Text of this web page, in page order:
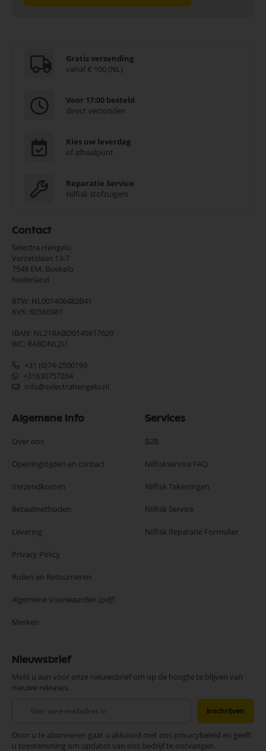
Gratis verzending
vanaf € 100 (NL)
Voor 17:00 besteld
direct verzonden
Kies uw leverdag
of afhaalpunt
Reparatie Service
Nilfisk stofzuigers
Contact
Selectra Hengelo
Verzetslaan 13-7
7548 EM, Boekelo
Nederland
BTW: NL001406482B41
KVK: 60566981
IBAN: NL21RABO0145617629
BIC: RABONL2U
+31 (0)74-2500199
+31630757204
info@selectrahengelo.nl
Algemene Info
Over ons
Openingstijden en contact
Verzendkosten
Betaalmethoden
Levering
Privacy Policy
Ruilen en Retourneren
Algemene Voorwaarden (pdf)
Merken
Services
B2B
Nilfiskservice FAQ
Nilfisk Tekeningen
Nilfisk Service
Nilfisk Reparatie Formulier
Nieuwsbrief
Meld u aan voor onze nieuwsbrief om op de hoogte te blijven van
nieuwe releases.
onze
nieuwsbrief
Inschrijven
Door u te abonneren gaat u akkoord met ons privacybeleid en geeft
u toestemming om updates van ons bedrijf te ontvangen.